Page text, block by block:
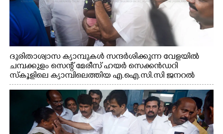
ദുരിതാശ്വാസ ക്യാമ്പുകൾ സന്ദർശിക്കുന്ന വേളയിൽ
ചമ്പക്കുളം സെന്റ് മേരീസ് ഹയർ സെക്കൻഡറി
സ്കൂളിലെ ക്യാമ്പിലെത്തിയ എ.ഐ.സി.സി ജനറൽ
സെക്രട്ടറി കെ.സി വേണുഗോപാൽ എം.പി കുരുന്നിനെ
എടുത്ത് ലാളിച്ചപ്പോൾ. സഹകരണ-എക്സൈസ്
വകുപ്പ് മന്ത്രി എം. ലിജു, കൃഷിവകുപ്പ് മന്ത്രി ടി. സിദ്ദിഖ്,
റെജി ചെറിയാൻ എം. എൽ. എ എന്നിവർ സമീപം